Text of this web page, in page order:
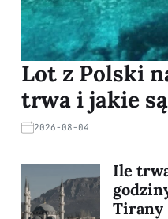
Lot z Polski
trwa i jakie
2026-08-04
Ile
Tirany